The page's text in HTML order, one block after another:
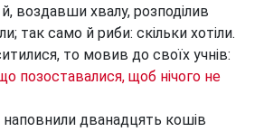
й, воздавши хвалу, розподілив
так само й риби: скільки хотіли.
то мовив до своїх учнів:
позоставалися, щоб нічого не
наповнили дванадцять кошів